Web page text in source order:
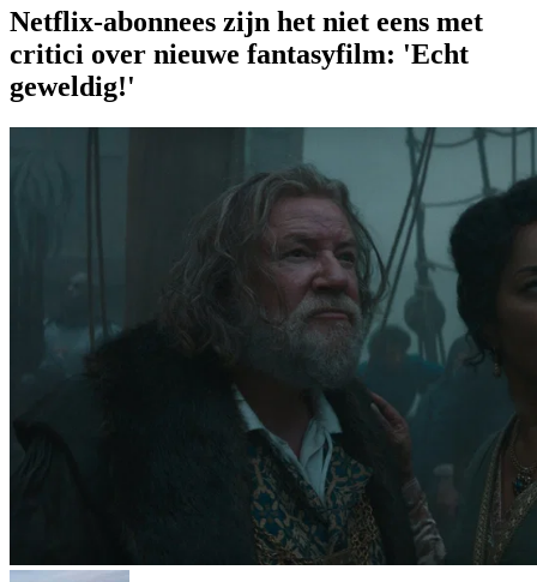
Netflix-abonnees zijn het niet eens met
critici over nieuwe fantasyfilm: 'Echt
geweldig!'